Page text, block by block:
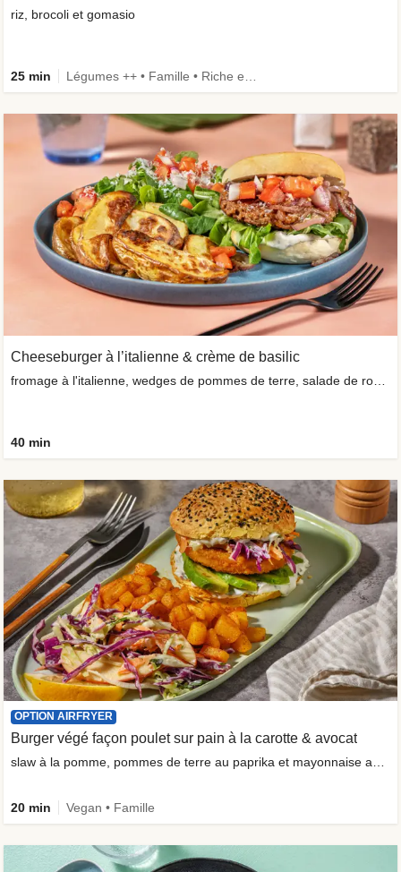
riz, brocoli et gomasio
25 min
Cheeseburger à l’italienne & crème de basilic
40 min
OPTION AIRFRYER
Burger végé façon poulet sur pain à la carotte & avocat
slaw à la pomme, pommes de terre au paprika et mayonnaise aux herbes
20 min Vegan • Famille